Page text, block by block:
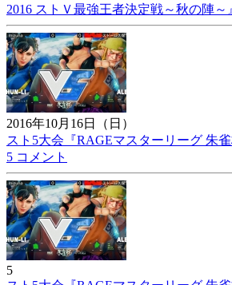
2016 ストＶ最強王者決定戦～秋の陣～
2016年10月16日（日）
スト5大会『RAGEマスターリーグ 朱
5 コメント
5